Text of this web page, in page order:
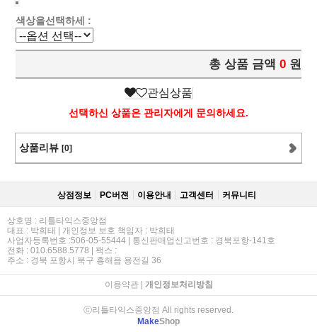
색상을선택하세 :
총 상품 금액 0 원
관심상품
선택하신 상품은 관리자에게 문의하세요.
상품리뷰 [0]
상점정보 PC버젼 이용안내 고객센터 커뮤니티
상호명 : 리틀타익스중앙점
대표 : 박희태 | 개인정보 보호 책임자 : 박희태
사업자등록번호 :506-05-55444 | 통신판매업신고번호 : 경북포항-141호
전화 : 010.6588.5778 | 팩스 :
주소 : 경북 포항시 북구 흥해읍 용전길 36
이용약관| 개인정보처리방침
ⓒ리틀타익스중앙점 All rights reserved.
MakeShop